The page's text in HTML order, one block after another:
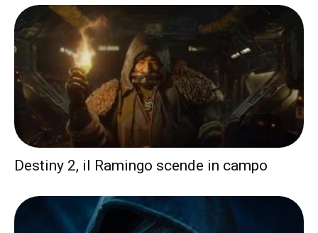
Destiny 2, il Ramingo scende in campo